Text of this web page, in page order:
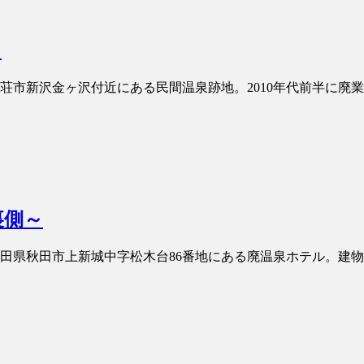
市新沢金ヶ沢付近にある民間温泉跡地。2010年代前半に廃
～
県秋田市上新城中字松木台86番地にある廃温泉ホテル。建